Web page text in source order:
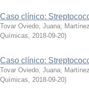
Caso clínico:
Tovar Oviedo, Juana;
Químicas, 2018-09-20)
Caso clínico:
Tovar Oviedo, Juana;
Químicas, 2018-09-20)